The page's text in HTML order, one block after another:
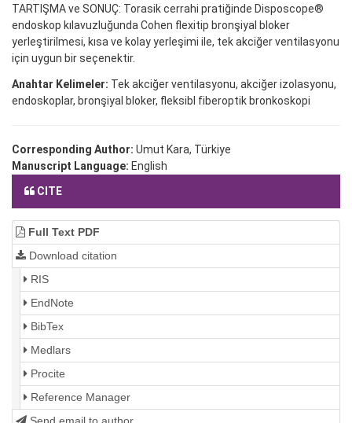
TARTIŞMA ve SONUÇ: Torasik cerrahi pratiğinde Disposcope®
endoskop kılavuzluğunda Cohen flexitip bronşiyal bloker
yerleştirilmesi, kısa ve kolay yerleşimi ile, tek akciğer ventilasyonu
için uygun bir seçenektir.
Anahtar Kelimeler: Tek akciğer ventilasyonu, akciğer izolasyonu,
endoskoplar, bronşiyal bloker, fleksibl fiberoptik bronkoskopi
Corresponding Author: Umut Kara, Türkiye
Manuscript Language: English
CITE
Full Text PDF
Download citation
RIS
EndNote
BibTex
Medlars
Procite
Reference Manager